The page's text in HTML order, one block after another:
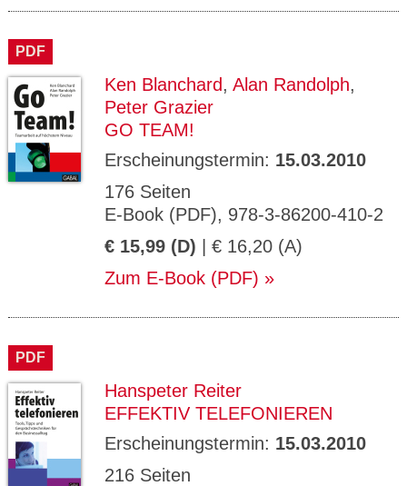
PDF
Ken Blanchard, Alan Randolph,
Peter Grazier
GO TEAM!
Erscheinungstermin: 15.03.2010
176 Seiten
E-Book (PDF), 978-3-86200-410-2
€ 15,99 (D) | € 16,20 (A)
Zum E-Book (PDF)
PDF
Hanspeter Reiter
EFFEKTIV TELEFONIEREN
Erscheinungstermin: 15.03.2010
216 Seiten